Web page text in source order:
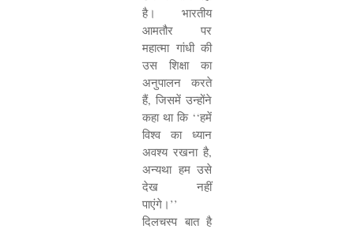
है। भारतीय
आमतौर पर
महात्मा गांधी की
उस शिक्षा का
अनुपालन करते
हैं, जिसमें उन्होंने
कहा था कि ‘‘हमें
विश्व का ध्यान
अवश्य रखना है,
अन्यथा हम उसे
देख नहीं
पाएंगे। ’’
दिलचस्प बात है